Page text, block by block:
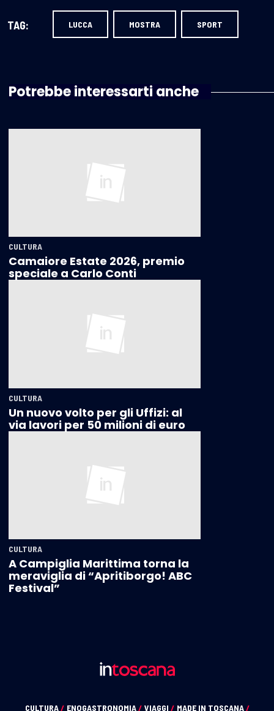
TAG: LUCCA MOSTRA SPORT
Potrebbe interessarti anche
CULTURA
Camaiore Estate 2026, premio
speciale a Carlo Conti
CULTURA
Un nuovo volto per gli Uffizi: al
via lavori per 50 milioni di euro
CULTURA
A Campiglia Marittima torna la
meraviglia di “Apritiborgo! ABC
Festival”
CULTURA/ ENOGASTRONOMIA/ VIAGGI / MADE IN TOSCANA/